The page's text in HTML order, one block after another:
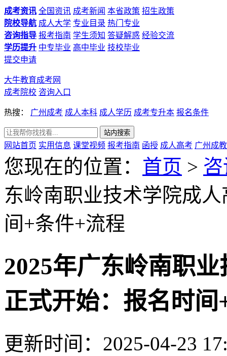
成考资讯 全国资讯 成考新闻 本省政策 招生政策
院校导航 成人大学 专业目录 热门专业
咨询指导 报考指南 学生须知 答疑解惑 经验交流
学历提升 中专毕业 高中毕业 技校毕业
提交申请
大牛教育成考网
成考院校 咨询入口
热搜： 广州成考 成人本科 成人学历 成考专升本 报名条件
网站首页 实用信息 课堂视频 报考指南 函授 成人高考 广州成教
您现在的位置： 首页 >
东岭南职业技术学院成
间+条件+流程
2025年广东岭南职
正式开始：报名时间
更新时间：2025-04-23